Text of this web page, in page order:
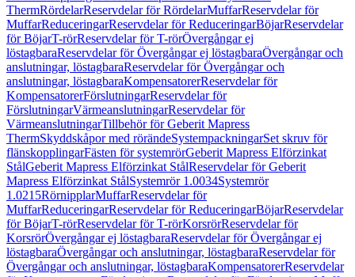
ThermRördelarReservdelar för RördelarMuffarReservdelar för
MuffarReduceringarReservdelar för ReduceringarBöjarReservdelar
för BöjarT-rörReservdelar för T-rörÖvergångar ej
löstagbaraReservdelar för Övergångar ej löstagbaraÖvergångar och
anslutningar, löstagbaraReservdelar för Övergångar och
anslutningar, löstagbaraKompensatorerReservdelar för
KompensatorerFörslutningarReservdelar för
FörslutningarVärmeanslutningarReservdelar för
VärmeanslutningarTillbehör för Geberit Mapress
ThermSkyddskåpor med rörändeSystempackningarSet skruv för
flänskopplingarFästen för systemrörGeberit Mapress Elförzinkat
StålGeberit Mapress Elförzinkat StålReservdelar för Geberit
Mapress Elförzinkat StålSystemrör 1.0034Systemrör
1.0215RörnipplarMuffarReservdelar för
MuffarReduceringarReservdelar för ReduceringarBöjarReservdelar
för BöjarT-rörReservdelar för T-rörKorsrörReservdelar för
KorsrörÖvergångar ej löstagbaraReservdelar för Övergångar ej
löstagbaraÖvergångar och anslutningar, löstagbaraReservdelar för
Övergångar och anslutningar, löstagbaraKompensatorerReservdelar